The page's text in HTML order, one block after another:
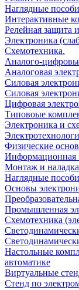
Наглядные
Интерактивные
Релейная защита
Электроника
Схемотехника.
Аналого-
Аналоговая
Cиловая
Cиловая
Цифровая
Типовоые
Электроника и
Физические
Информационная
Монтаж и
Наглядные
Основы
Промышленная
Схемотехника
Настольные
автоматике
Виртуальные
Стенд по